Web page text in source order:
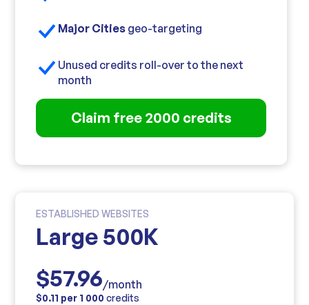
Major Cities geo-targeting
Unused credits roll-over to the next
month
Claim free 2000 credits
ESTABLISHED WEBSITES
Large 500K
$57.96/month
$0.11 per 1 000 credits